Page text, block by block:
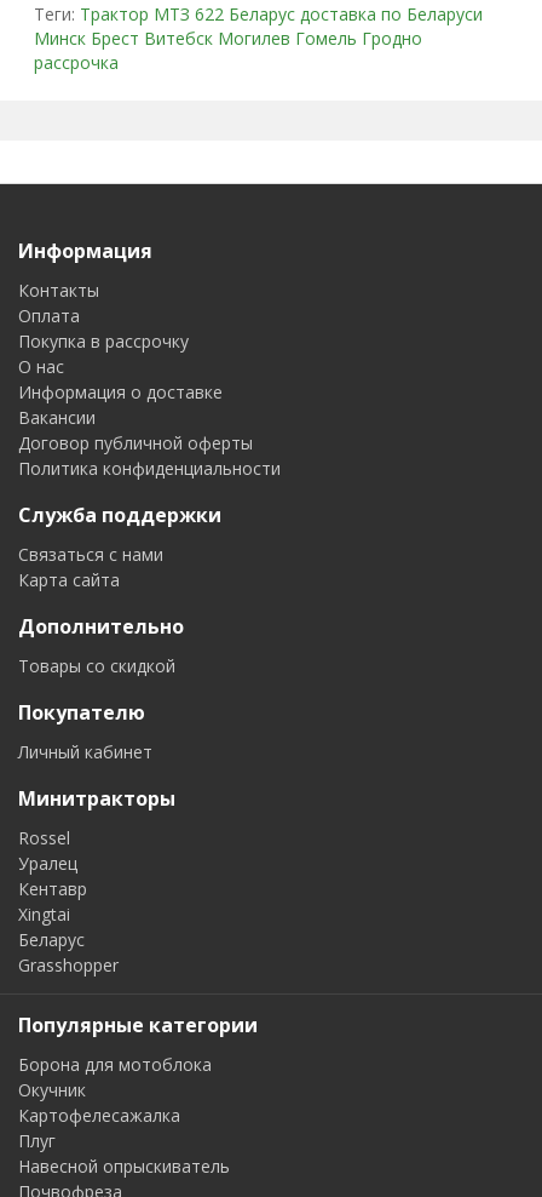
Теги: Трактор МТЗ 622 Беларус доставка по Беларуси
Минск Брест Витебск Могилев Гомель Гродно
рассрочка
Информация
Контакты
Оплата
Покупка в рассрочку
О нас
Информация о доставке
Вакансии
Договор публичной оферты
Политика конфиденциальности
Служба поддержки
Связаться с нами
Карта сайта
Дополнительно
Товары со скидкой
Покупателю
Личный кабинет
Минитракторы
Rossel
Уралец
Кентавр
Xingtai
Беларус
Grasshopper
Популярные категории
Борона для мотоблока
Окучник
Картофелесажалка
Плуг
Навесной опрыскиватель
Почвофреза